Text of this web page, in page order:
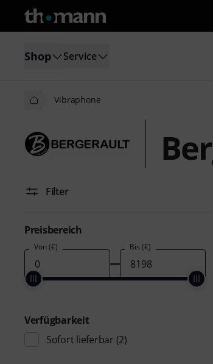
Shop Service
Vibraphone
Filter
Preisbereich
Von (€) Bis (€)
Verfügbarkeit
Sofort lieferbar (2)